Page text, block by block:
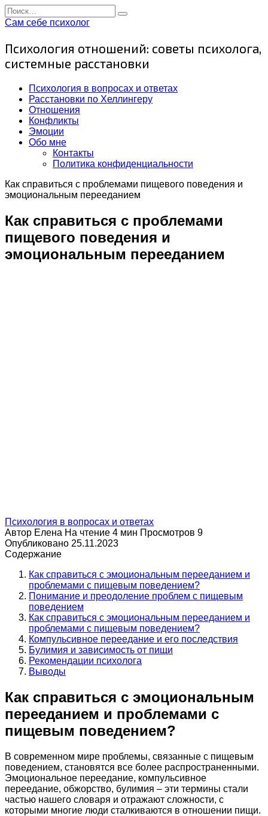
Перейти
к
Search
for:
Сам себе психолог
Психология отношений: советы психолога,
системные расстановки
Психология в вопросах и ответах
Расстановки по Хеллингеру
Отношения
Конфликты
Эмоции
Обо мне
Контакты
Политика конфиденциальности
Как справиться с проблемами пищевого поведения и
эмоциональным перееданием
Как справиться с проблемами
пищевого поведения и
эмоциональным перееданием
Психология в вопросах и ответах
Автор Елена На чтение 4 мин Просмотров 9
Опубликовано 25.11.2023
Содержание
Как справиться с эмоциональным перееданием и
проблемами с пищевым поведением?
Понимание и преодоление проблем с пищевым
поведением
Как справиться с эмоциональным перееданием и
проблемами с пищевым поведением?
Компульсивное переедание и его последствия
Булимия и зависимость от пищи
Рекомендации психолога
Выводы
Как справиться с эмоциональным
перееданием и проблемами с
пищевым поведением?
В современном мире проблемы, связанные с пищевым
поведением, становятся все более распространенными.
Эмоциональное переедание, компульсивное
переедание, обжорство, булимия – эти термины стали
частью нашего словаря и отражают сложности, с
которыми многие люди сталкиваются в отношении пищи.